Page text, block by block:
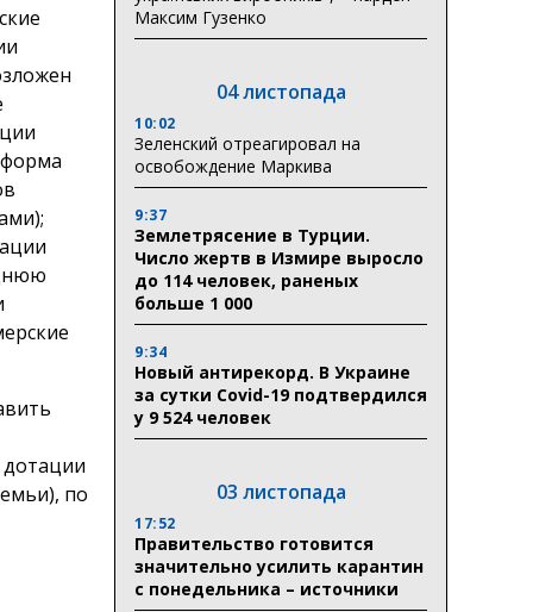
по
Максим Гузенко
04 листопада
10:02
Зеленский отреагировал на
освобождение Маркива
9:37
Землетрясение в Турции.
Число жертв в Измире выросло
до 114 человек, раненых
больше 1 000
9:34
Новый антирекорд. В Украине
за сутки Covid-19 подтвердился
у 9 524 человек
03 листопада
17:52
Правительство готовится
значительно усилить карантин
с понедельника – источники